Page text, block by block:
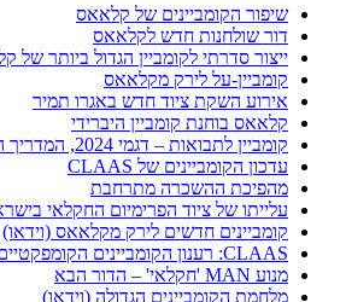
שיפור הקומביינים של קלאאס
דור שולחנות חדש לקלאאס
ייצור סדרתי לקומביין הגדול ביותר של קלאאס
קומביין-על לירק מקלאאס
אירוע השקת ציוד חדש באגרו תמיר
קלאאס בוחנת קומביין היברידי
קומביין לתבואות – דגמי 2024, המדריך השלם
עדכון הקומביינים של CLAAS
מהפיכת ההשכרה מתרחבת
עלייתו של ציוד הפרימיום החקלאי בישראל
קומביינים חדשים לירק מקלאאס (וידאו)
CLAAS: רענון הקומביינים הקומפקטיים
מנוע MAN 'חקלאי' – הדור הבא
מלחמת הקומביינים הגדולה (וידאו)